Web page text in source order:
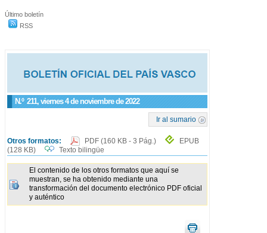
Último boletín
RSS
N.º 211, viernes 4 de noviembre de 2022
Ir al sumario
Otros formatos: PDF (160 KB - 3 Pág.)
EPUB
(128 KB)
Texto bilingüe
El contenido de los otros formatos que aquí se
muestran, se ha obtenido mediante una
transformación del documento electrónico PDF oficial
y auténtico